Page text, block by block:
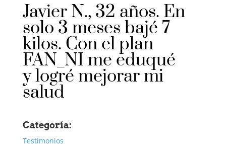
Javier N., 32 años. En
solo 3 meses bajé 7
kilos. Con el plan
FAN_NI me eduqué
y logré mejorar mi
salud
Categoría:
Testimonios